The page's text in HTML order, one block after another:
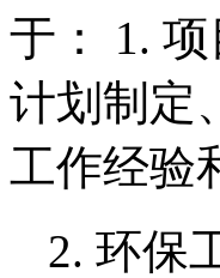
于： 1.
计划制定
工作经验
2. 环保